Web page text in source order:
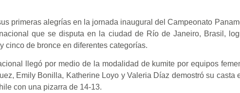
primeras alegrías en la jornada inaugural del Campeonato
que se disputa en la ciudad de Río de Janeiro, Brasil,
cinco de bronce en diferentes categorías.
llegó por medio de la modalidad de kumite por equipos
Emily Bonilla, Katherine Loyo y Valeria Díaz demostró su casta
con una pizarra de 14-13.